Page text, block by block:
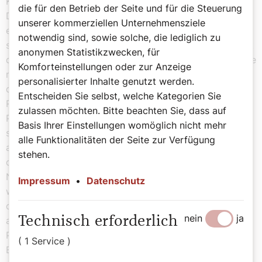
Die Kreuzigungsstrafe ist das Schlimmste gewesen in
einer doppelten Hinsicht. Zum einen war es eine
schändliche Hinrichtungsart, verbunden mit dem Verlust
der Ehre. Damals gab es in der Antike Hinrichtungen, die
nicht ehrenrührig waren, etwa eine Enthauptung mit
dem Schwert als eine ehrenhafte Hinrichtungsart.
Römische Bürger wurden mit dem Schwert hingerichtet.
Paulus als römischer Bürger wird nicht gekreuzigt,
sondern enthauptet. Zum anderen war die Kreuzigung
ausgesprochen brutal. In die Handwurzel, also nicht in
den Handteller, und in die Fersenbeine wurde jeweils ein
Nagel getrieben. Der Kreuzigungstod selbst war
wahrscheinlich ein Erstickungstod, weil der Körper
durchsackte und dadurch die Lungenflügel nicht mehr
atmen konnten. Das bedeutet, dass sich dann auch
Pleuraflüssigkeit, eine klare Lymphflüssigkeit, im
Brustbereich sammelte. Darauf deutet das
die für den Betrieb der Seite und für die Steuerung
unserer kommerziellen Unternehmensziele
notwendig sind, sowie solche, die lediglich zu
anonymen Statistikzwecken, für
Komforteinstellungen oder zur Anzeige
personalisierter Inhalte genutzt werden.
Entscheiden Sie selbst, welche Kategorien Sie
zulassen möchten. Bitte beachten Sie, dass auf
Basis Ihrer Einstellungen womöglich nicht mehr
alle Funktionalitäten der Seite zur Verfügung
stehen.
Impressum • Datenschutz
Technisch erforderlich
( 1 Service )
nein ja